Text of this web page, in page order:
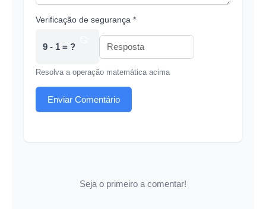
Verificação de segurança *
9 - 1 = ?
Resolva a operação matemática acima
Enviar Comentário
Seja o primeiro a comentar!